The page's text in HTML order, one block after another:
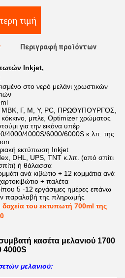
τιμή
Περιγραφή προϊόντων
Inkjet,
στο νερό μελάνι χρωστικών
MBK, Γ, Μ, Υ, PC, ΠΡΩΘΥΠΟΥΡΓΌΣ,
κόκκινο, μπλε, Optimizer χρώματος
για την εικόνα υπέρ
4000/4000S/6000/6000S κ.λπ. της
εκτύπωση Inkjet
DHL, UPS, TNT κ.λπ. (από σπίτι
ή θάλασσα
ανά κιβώτιο + 12 κομμάτια ανά
+ παλέτα
5 -12 εργάσιμες ημέρες επάνω
παραλαβή της πληρωμής
του εκτυπωτή 700ml της
κασέτα μελανιού 1700
4000S
μελανιού: